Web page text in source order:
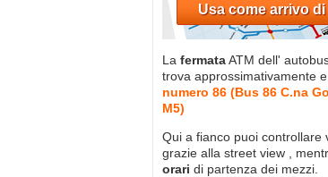
Usa come arrivo
La fermataATM dell'
trova approssimativamente
numero 86 (Bus 86 C.na
M5)
Qui a fianco puoi controllare
grazie alla street view ,
orari di partenza dei mezzi.